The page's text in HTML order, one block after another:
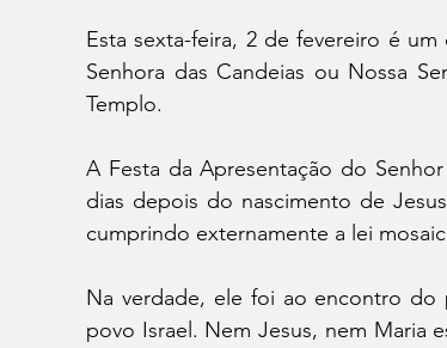
Esta sexta-feira, 2 de fevereiro é
Senhora das Candeias ou Nossa
Templo.
A Festa da Apresentação do
dias depois do nascimento de
cumprindo externamente a lei
Na verdade, ele foi ao encontro do
povo Israel. Nem Jesus, nem Maria